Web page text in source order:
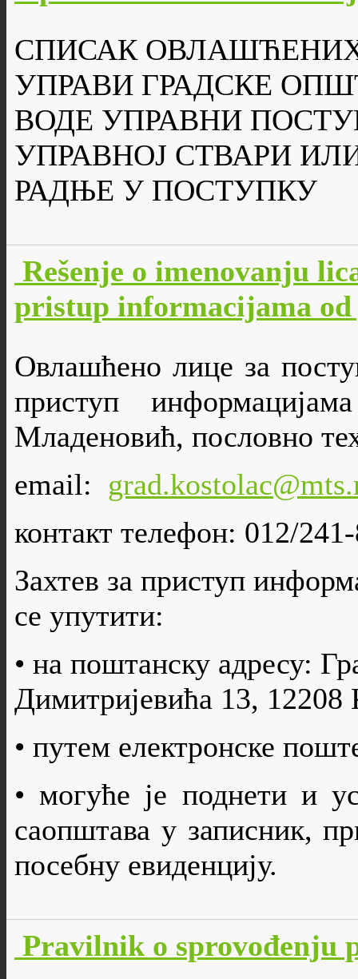
СПИСАК
УПРАВИ ГРАДСКЕ
ВОДЕ УПРАВНИ
УПРАВНОЈ СТВАРИ
РАДЊЕ У ПОСТУПКУ
Rešenje o imenovanju
pristup informacijama od
Овлашћенo лицe за
приступ
Младеновић, пословно
email:
контакт телефон: 012/
Захтев за приступ
се упутити:
• на поштанску адресу:
Димитријевића 13, 12208
• путем електронске
• могуће је поднети и
саопштава у записник,
посебну евиденцију.
Pravilnik o sprovođenju